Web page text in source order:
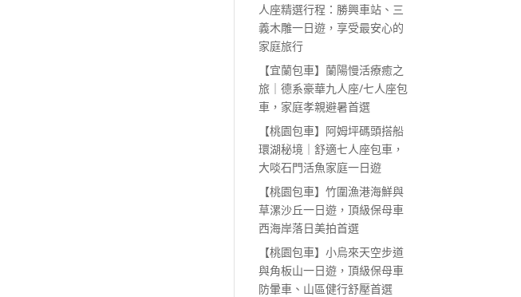
人座精選行程：勝興車站、三
義木雕一日遊，享受最安心的
家庭旅行
【宜蘭包車】蘭陽慢活療癒之
旅｜德系豪華九人座/七人座包
車，家庭孝親避暑首選
【桃園包車】阿姆坪碼頭搭船
環湖秘境｜舒適七人座包車，
大啖石門活魚家庭一日遊
【桃園包車】竹圍漁港海鮮與
草漯沙丘一日遊，頂級保母車
西海岸落日美拍首選
【桃園包車】小烏來天空步道
與角板山一日遊，頂級保母車
防暈車、山區健行舒壓首選